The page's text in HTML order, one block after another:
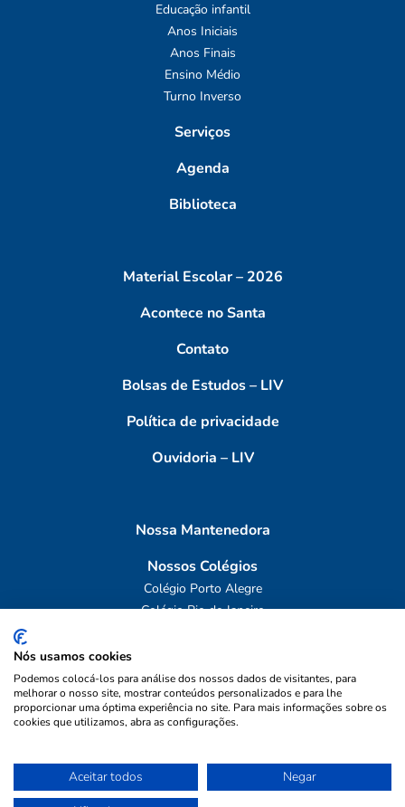
AGENDE SUA VISITA
Educação infantil
Anos Iniciais
Anos Finais
Ensino Médio
Turno Inverso
Serviços
Agenda
Biblioteca
Material Escolar – 2026
Acontece no Santa
Contato
Bolsas de Estudos – LIV
Política de privacidade
Ouvidoria – LIV
Nossa Mantenedora
Nossos Colégios
Colégio Porto Alegre
Colégio Rio de Janeiro
2024 Colégio Santa
Teresa de Jesus
ASSISTÊNCIA SOCIAL SANTA
TERESA DE JESUS
Nós usamos cookies
Podemos colocá-los para análise dos nossos dados de visitantes, para
melhorar o nosso site, mostrar conteúdos personalizados e para lhe
proporcionar uma óptima experiência no site. Para mais informações sobre os
cookies que utilizamos, abra as configurações.
Aceitar todos
Negar